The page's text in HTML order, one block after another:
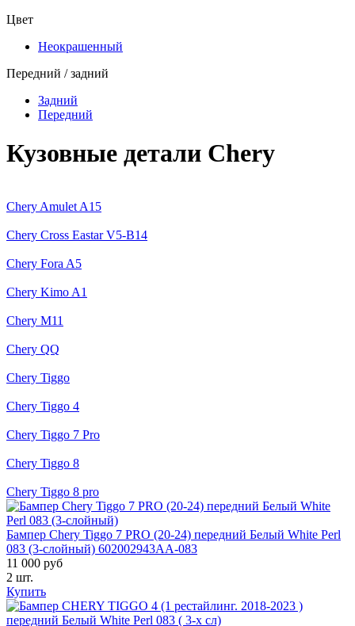
Цвет
Неокрашенный
Передний / задний
Задний
Передний
Кузовные детали Chery
Chery Amulet A15
Chery Cross Eastar V5-B14
Chery Fora A5
Chery Kimo A1
Chery M11
Chery QQ
Chery Tiggo
Chery Tiggo 4
Chery Tiggo 7 Pro
Chery Tiggo 8
Chery Tiggo 8 pro
Бампер Chery Tiggo 7 PRO (20-24) передний Белый White Perl
083 (3-слойный) 602002943АА-083
11 000 руб
2 шт.
Купить